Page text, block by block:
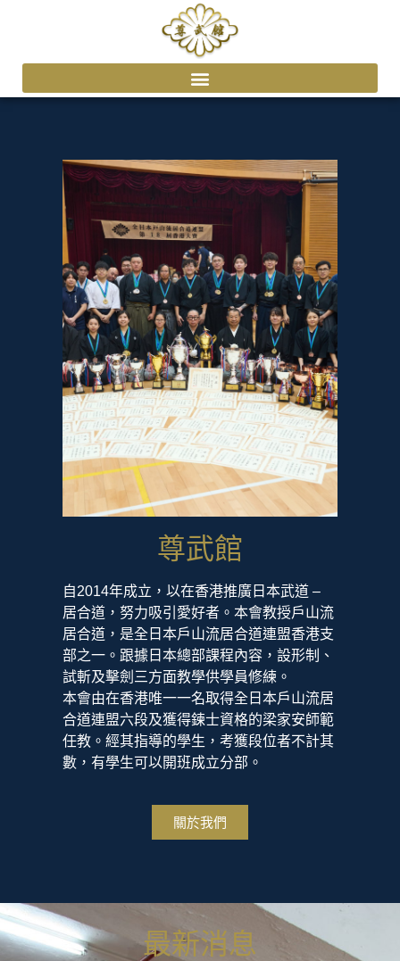
2026年年
歡迎報名試堂
即時試
堂
尊武館
自2014年成立，以在香港推廣日本武道 –
居合道，努力吸引愛好者。本會教授戶山流
居合道，是全日本戶山流居合道連盟香港支
部之一。跟據日本總部課程內容，設形制、
試斬及擊劍三方面教學供學員修練。
本會由在香港唯一一名取得全日本戶山流居
合道連盟六段及獲得鍊士資格的梁家安師範
任教。經其指導的學生，考獲段位者不計其
數，有學生可以開班成立分部。
關於我們
最新消息